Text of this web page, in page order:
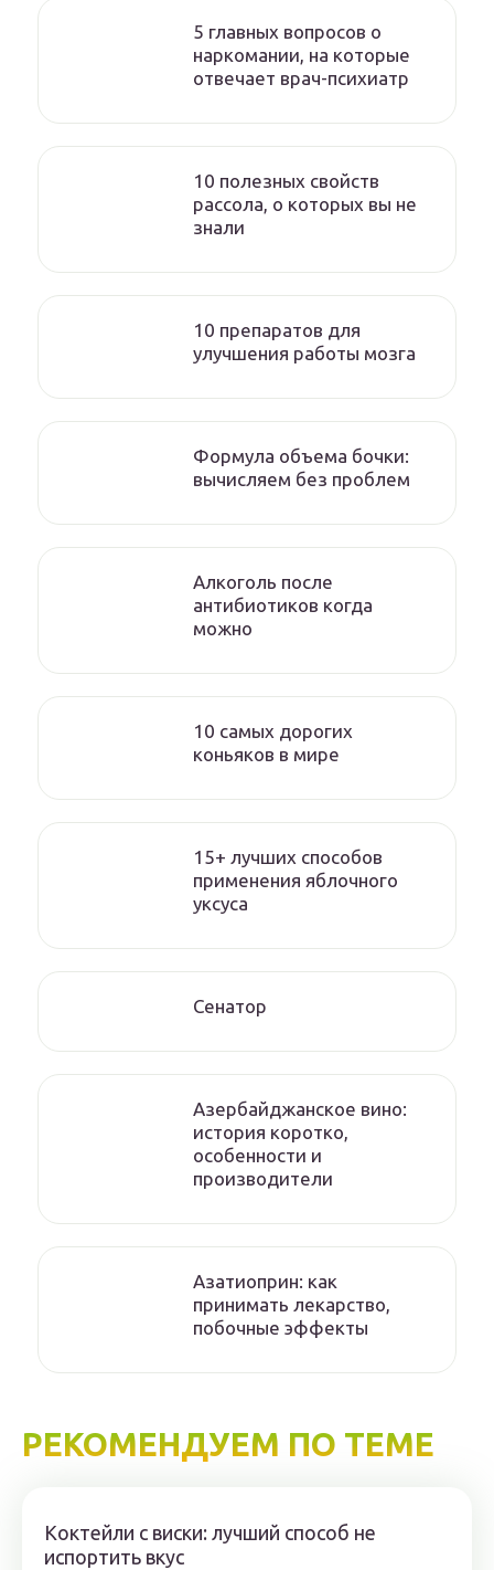
5 главных вопросов о
наркомании, на которые
отвечает врач-психиатр
10 полезных свойств
рассола, о которых вы не
знали
10 препаратов для
улучшения работы мозга
Формула объема бочки:
вычисляем без проблем
Алкоголь после
антибиотиков когда
можно
10 самых дорогих
коньяков в мире
15+ лучших способов
применения яблочного
уксуса
Сенатор
Азербайджанское вино:
история коротко,
особенности и
производители
Азатиоприн: как
принимать лекарство,
побочные эффекты
РЕКОМЕНДУЕМ ПО ТЕМЕ
Коктейли с виски: лучший способ не
испортить вкус